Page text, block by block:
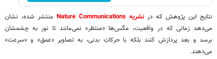
نتایج این پژوهش که در نشریه Nature Communications
منتشر شده، نشان
می‌دهد زمانی که در واقعیت، مگس‌ها «منتظر» نمی‌مانند تا نور به چشمشان
برسد و بعد پردازش کنند بلکه با حرکاتِ بدنی، به تصاویر «عمق» و «سرعت»
می‌دهند.